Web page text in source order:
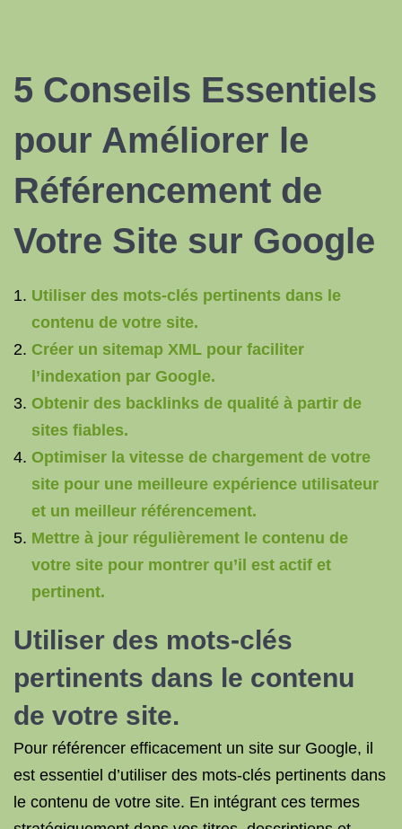
5 Conseils Essentiels
pour Améliorer le
Référencement de
Votre Site sur Google
Utiliser des mots-clés pertinents dans le
contenu de votre site.
Créer un sitemap XML pour faciliter
l’indexation par Google.
Obtenir des backlinks de qualité à partir de
sites fiables.
Optimiser la vitesse de chargement de votre
site pour une meilleure expérience utilisateur
et un meilleur référencement.
Mettre à jour régulièrement le contenu de
votre site pour montrer qu’il est actif et
pertinent.
Utiliser des mots-clés
pertinents dans le contenu
de votre site.
Pour référencer efficacement un site sur Google, il
est essentiel d’utiliser des mots-clés pertinents dans
le contenu de votre site. En intégrant ces termes